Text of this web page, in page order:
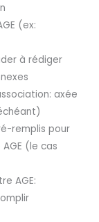
(ex:
à rédiger
axée
remplis pour
(le cas
AGE: